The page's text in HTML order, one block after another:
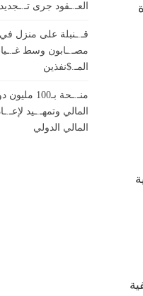
العـ.ـقود جرى
مصـ.ـابون وسط
المـ.$نفذين
منـ.ـحة
المالي وتمهـ.ـيد
المالي الدولي